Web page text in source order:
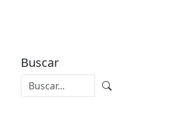
Buscar